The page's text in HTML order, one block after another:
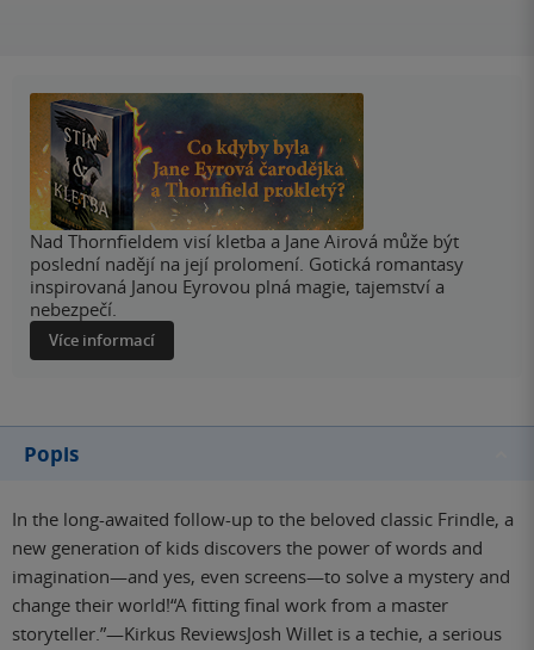
Nad Thornfieldem visí kletba a Jane Airová může být
poslední nadějí na její prolomení. Gotická romantasy
inspirovaná Janou Eyrovou plná magie, tajemství a
nebezpečí.
Více informací
Popis
In the long-awaited follow-up to the beloved classic Frindle, a
new generation of kids discovers the power of words and
imagination—and yes, even screens—to solve a mystery and
change their world!“A fitting final work from a master
storyteller.”—Kirkus ReviewsJosh Willet is a techie, a serious